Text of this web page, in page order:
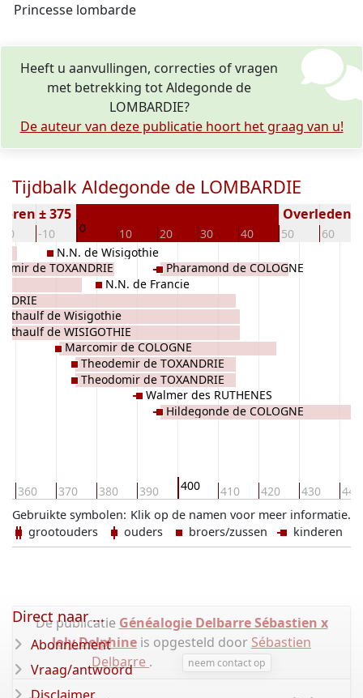
Princesse lombarde
Heeft u aanvullingen, correcties of vragen
met betrekking tot Aldegonde de
LOMBARDIE?
De auteur van deze publicatie hoort het graag van u!
Tijdbalk Aldegonde de LOMBARDIE
-10 0 10 20 30 40 50 60
± 375 Overleden (
360 370 380 390 400 410 420 430 440
de TOXANDRIE
Athaulf de Wisigothie
Athaulf de WISIGOTHIE
N.N. de Wisigothie
Marcomir de COLOGNE
Theodemir de TOXANDRIE
Theodomir de TOXANDRIE
N.N. de Francie
Walmer des RUTHENES
Pharamond de COLOGNE
Hildegonde de COLOGNE
Klik op de namen voor meer informatie.
Gebruikte symbolen:
grootouders
ouders broers/zussen kinderen
De publicatie Généalogie Delbarre Sébastien x
Joly Delphine is opgesteld door Sébastien
Delbarre . neem contact op
Direct naar ...
Abonnement
Vraag/antwoord